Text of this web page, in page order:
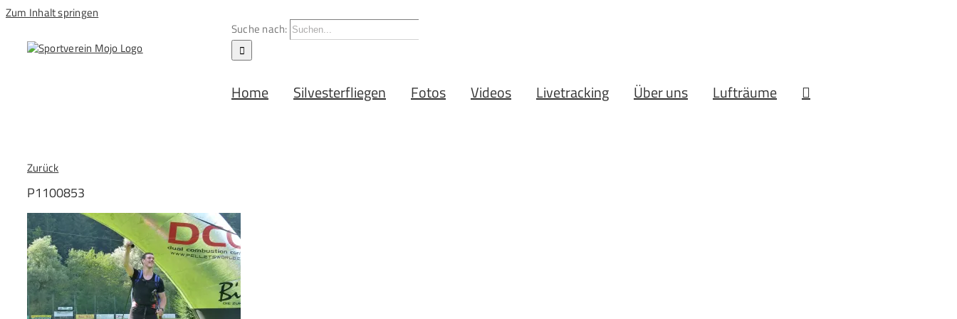
Zum Inhalt springen
Suche nach:
Home Silvesterfliegen Fotos Videos Livetracking Über uns Lufträume
Zurück
P1100853